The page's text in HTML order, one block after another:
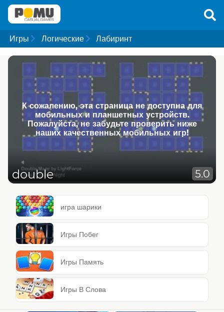
Игры Логические Лабиринт
К сожалению, эта страница не доступна для
мобильных и планшетных устройств.
Пожалуйста, не забудьте проверить ниже
наших качественных мобильных игр!
double 5.0
игра шарики
Игры Побег
Игры Память
Игры В Слова